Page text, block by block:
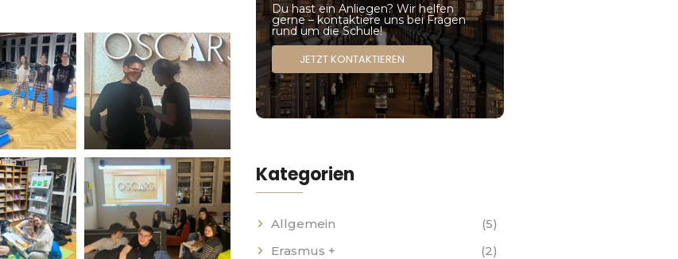
Du hast ein Anliegen? Wir helfen
gerne – kontaktiere uns bei Fragen
rund um die Schule!
JETZT KONTAKTIEREN
Kategorien
Allgemein
(5)
Erasmus +
(2)